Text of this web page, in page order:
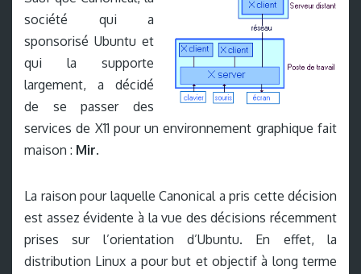
société qui a
sponsorisé Ubuntu et
qui la supporte
largement, a décidé
de se passer des
services de X11 pour un environnement graphique fait
maison : Mir.
La raison pour laquelle Canonical a pris cette décision
est assez évidente à la vue des décisions récemment
prises sur l’orientation d’Ubuntu. En effet, la
distribution Linux a pour but et objectif à long terme